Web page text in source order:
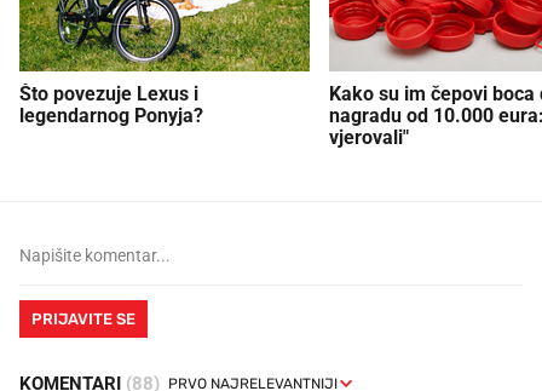
Što povezuje Lexus i
legendarnog Ponyja?
Kako su im čepovi boca
nagradu od 10.000
vjerovali"
PRIJAVITE SE
KOMENTARI (88)